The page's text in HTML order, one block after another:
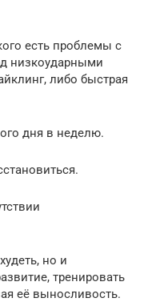
есть проблемы с
низкоударными
либо быстрая
дня в неделю.
но и
тренировать
её выносливость.